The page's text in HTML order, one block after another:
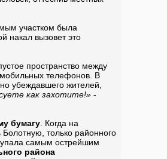
участком была
накал вызовет это
пространство между
телефонов. В
убеждавшего жителей,
как захотите!» -
бумагу . Когда на
только районного
самым острейшим
района